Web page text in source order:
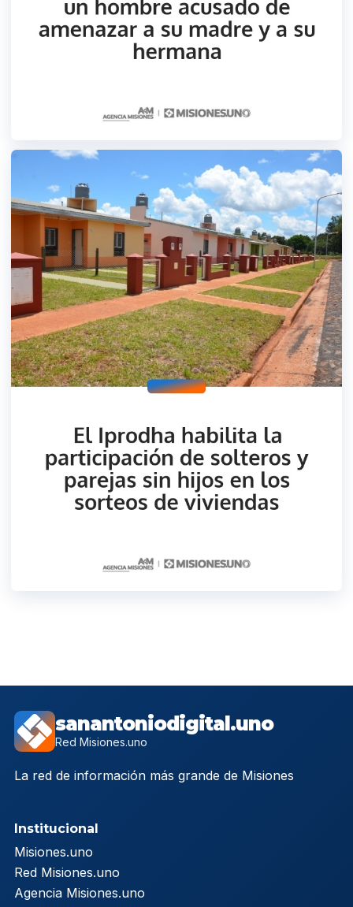
sanantoniodigital.uno
Red Misiones.uno
La red de información más grande de Misiones
Institucional
Misiones.uno
Red Misiones.uno
Agencia Misiones.uno